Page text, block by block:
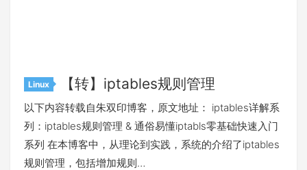
Linux 【转】iptables规则管理
以下内容转载自朱双印博客，原文地址： iptables详解系
列：iptables规则管理 & 通俗易懂iptabls零基础快速入门
系列 在本博客中，从理论到实践，系统的介绍了iptables
规则管理，包括增加规则…